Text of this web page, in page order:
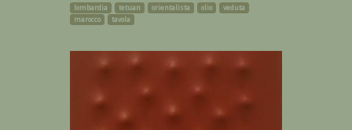
lombardia tetuan orientalista olio
veduta
marocco
tavola